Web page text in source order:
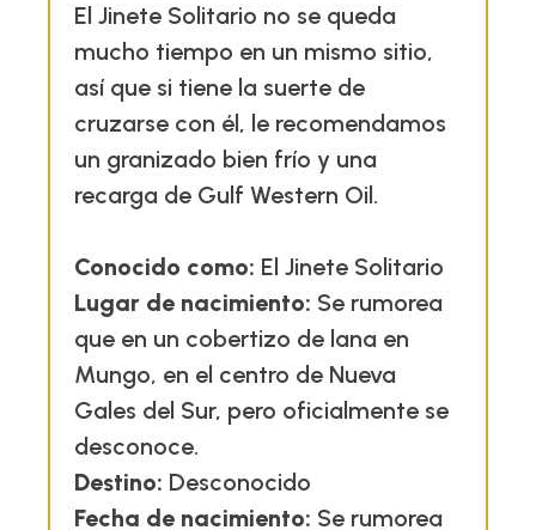
El Jinete Solitario no se queda
mucho tiempo en un mismo sitio,
así que si tiene la suerte de
cruzarse con él, le recomendamos
un granizado bien frío y una
recarga de Gulf Western Oil.
Conocido como: El Jinete Solitario
Lugar de nacimiento: Se rumorea
que en un cobertizo de lana en
Mungo, en el centro de Nueva
Gales del Sur, pero oficialmente se
desconoce.
Destino: Desconocido
Fecha de nacimiento: Se rumorea